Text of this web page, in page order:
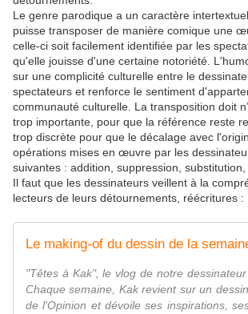
Le genre parodique a un caractère
puisse transposer de manière comique une
celle-ci soit facilement identifiée par les
qu'elle jouisse d'une certaine notoriété.
sur une complicité culturelle entre le
spectateurs et renforce le sentiment
communauté culturelle. La transposition doit
trop importante, pour que la référence reste
trop discrète pour que le décalage avec
opérations mises en œuvre par les
suivantes : addition, suppression, substitution,
Il faut que les dessinateurs veillent à la
lecteurs de leurs détournements, réécritures :
"Têtes à Kak", le vlog de notre
Chaque semaine, Kak revient sur un
de l'Opinion et dévoile ses inspirations,